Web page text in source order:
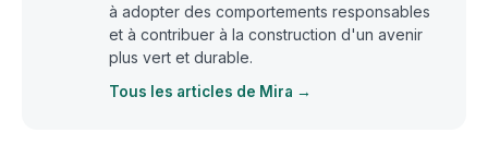
à adopter des comportements responsables
et à contribuer à la construction d'un avenir
plus vert et durable.
Tous les articles de Mira →